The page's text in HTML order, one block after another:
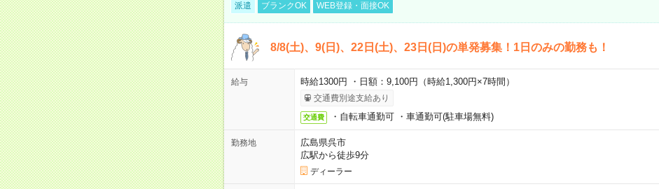
派遣 ブランクOK WEB登録・面接OK
8/8(土)、9(日)、22日(土)、23日(日)の単発募集！1日のみの勤務も！
給与 時給1300円 ・日額：9,100円（時給1,300円×7時間）
交通費別途支給あり
交通費 ・自転車通勤可 ・車通勤可(駐車場無料)
勤務地
広島県呉市
広駅から徒歩9分
ディーラー